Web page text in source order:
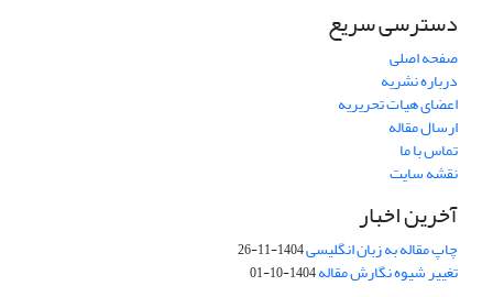
دسترسی سریع
صفحه اصلی
درباره نشریه
اعضای هیات تحریریه
ارسال مقاله
تماس با ما
نقشه سایت
آخرین اخبار
چاپ مقاله به زبان انگلیسی1404-11-26
تغییر شیوه نگارش مقاله1404-10-01